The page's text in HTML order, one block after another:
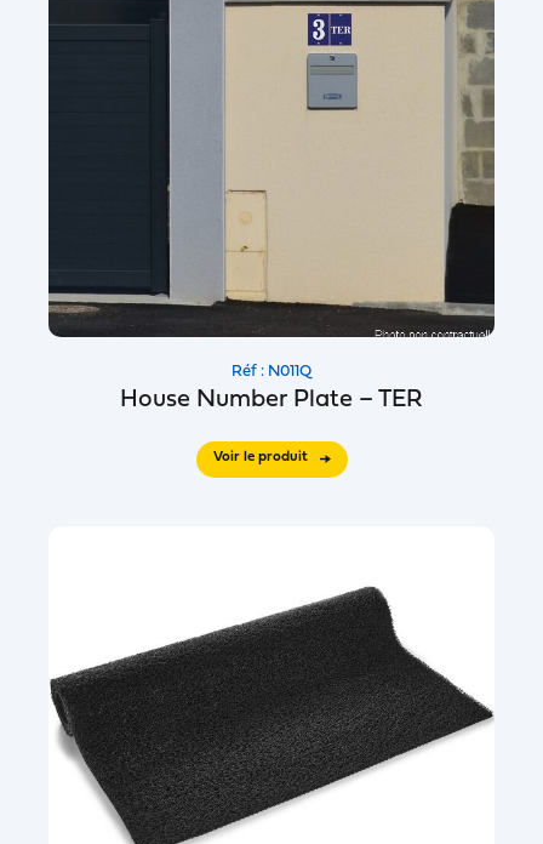
Réf : N011Q
House Number Plate – TER
Voir le produit